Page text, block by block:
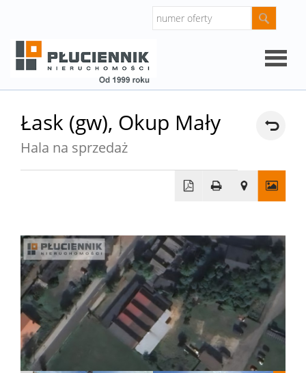
firmie
Oferty
Domy
Dzialki
Łask (gw), Okup Mały
Hala na sprzedaż